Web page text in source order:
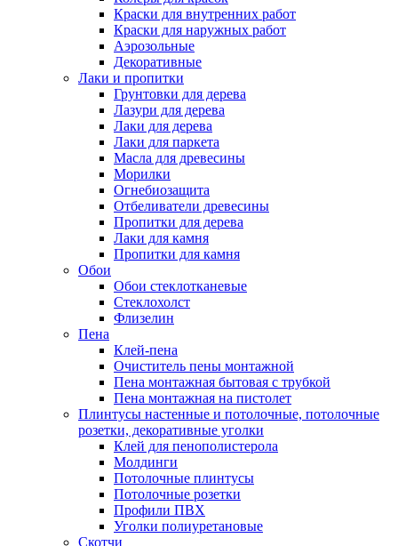
Краски для внутренних работ
Краски для наружных работ
Аэрозольные
Декоративные
Лаки и пропитки
Грунтовки для дерева
Лазури для дерева
Лаки для дерева
Лаки для паркета
Масла для древесины
Морилки
Огнебиозащита
Отбеливатели древесины
Пропитки для дерева
Лаки для камня
Пропитки для камня
Обои
Обои стеклотканевые
Стеклохолст
Флизелин
Пена
Клей-пена
Очиститель пены монтажной
Пена монтажная бытовая с трубкой
Пена монтажная на пистолет
Плинтусы настенные и потолочные, потолочные
розетки, декоративные уголки
Клей для пенополистерола
Молдинги
Потолочные плинтусы
Потолочные розетки
Профили ПВХ
Уголки полиуретановые
Скотчи